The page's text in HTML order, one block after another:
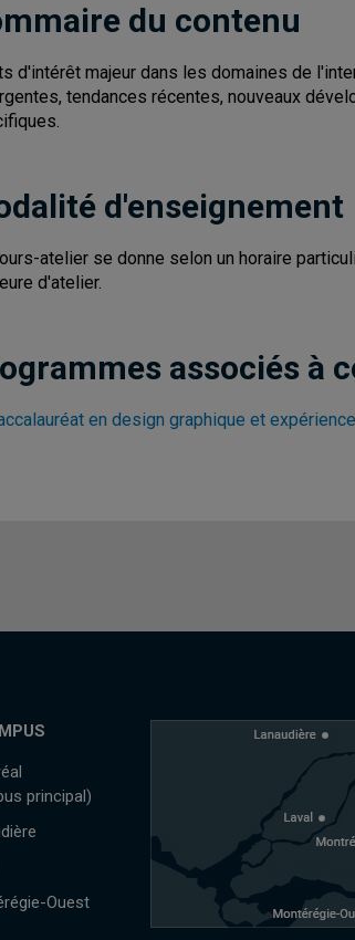
du contenu
d'intérêt majeur dans les domaines de
tendances récentes, nouveaux
d'enseignement
atelier se donne selon un horaire
d'atelier.
associés à
en design graphique et
principal)
Ouest